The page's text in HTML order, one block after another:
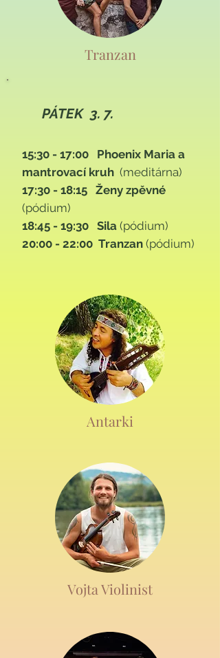
Tranzan
PÁTEK 3. 7.
15:30 - 17:00 Phoenix Maria a
mantrovací kruh (meditárna)
17:30 - 18:15 Ženy zpěvné
(pódium)
18:45 - 19:30 Sila (pódium)
20:00 - 22:00 Tranzan (pódium)
​Antarki
Vojta Violinist